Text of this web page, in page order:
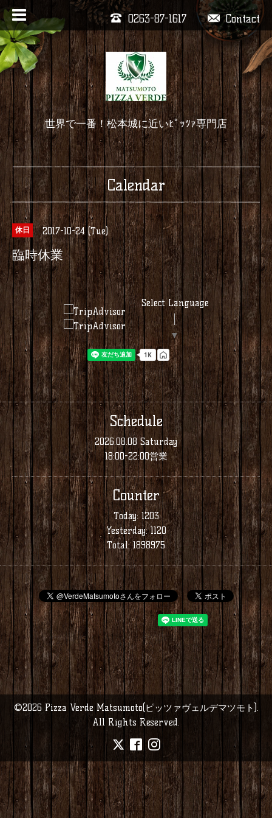
Contact
0263-87-1617
世界で一番！松本城に近いﾋﾟｯﾂｧ専門店
Calendar
休日 2017-10-24 (Tue)
臨時休業
Select Language
▼
Schedule
2026.08.08 Saturday
18:00-22:00営業
Counter
Today:1203
Yesterday:1120
Total:1898975
©2026 Pizza Verde Matsumoto(ピッツァヴェルデマツモト).
All Rights Reserved.